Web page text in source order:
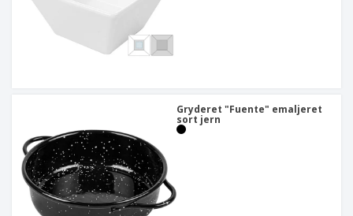
Gryderet "Fuente" emaljeret
sort jern